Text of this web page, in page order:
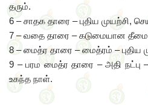
தரும்.
6 – சாதக தாரை – புதிய முயற்சி,
7 – வதை தாரை – கடுமையான தீமை
8 – மைத்ர தாரை – மைத்ரம் – புதிய
9 – பரம மைத்ர தாரை – அதி நட்பு
உகந்த நாள்.